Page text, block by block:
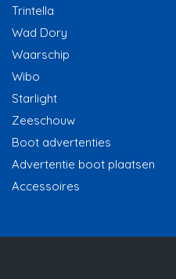
Trintella
Wad Dory
Waarschip
Wibo
Starlight
Zeeschouw
Boot advertenties
Advertentie boot plaatsen
Accessoires